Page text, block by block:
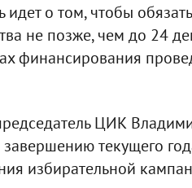
идет о том, чтобы
не позже, чем до 24
финансирования
ЦИК
текущего
избирательной